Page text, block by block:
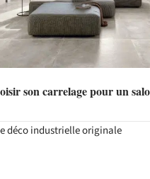
son carrelage pour un